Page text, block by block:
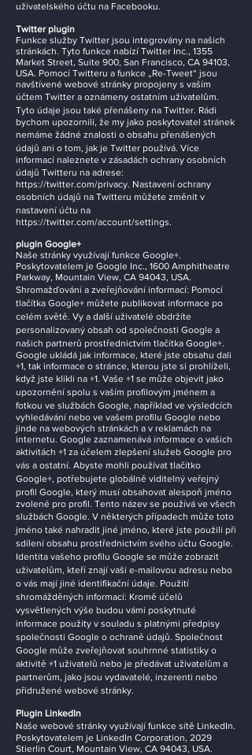
uživatelského účtu na Facebooku.
Twitter plugin
Funkce služby Twitter jsou integrovány na našich
stránkách. Tyto funkce nabízí Twitter Inc., 1355
Market Street, Suite 900, San Francisco, CA 94103,
USA. Pomocí Twitteru a funkce „Re-Tweet“ jsou
navštívené webové stránky propojeny s vaším
účtem Twitter a oznámeny ostatním uživatelům.
Tyto údaje jsou také přenášeny na Twitter. Rádi
bychom upozornili, že my jako poskytovatel stránek
nemáme žádné znalosti o obsahu přenášených
údajů ani o tom, jak je Twitter používá. Více
informací naleznete v zásadách ochrany osobních
údajů Twitteru na adrese:
https://twitter.com/privacy. Nastavení ochrany
osobních údajů na Twitteru můžete změnit v
nastavení účtu na
https://twitter.com/account/settings.
plugin Google+
Naše stránky využívají funkce Google+.
Poskytovatelem je Google Inc., 1600 Amphitheatre
Parkway, Mountain View, CA 94043, USA.
Shromažďování a zveřejňování informací: Pomocí
tlačítka Google+ můžete publikovat informace po
celém světě. Vy a další uživatelé obdržíte
personalizovaný obsah od společnosti Google a
našich partnerů prostřednictvím tlačítka Google+.
Google ukládá jak informace, které jste obsahu dali
+1, tak informace o stránce, kterou jste si prohlíželi,
když jste klikli na +1. Vaše +1 se může objevit jako
upozornění spolu s vaším profilovým jménem a
fotkou ve službách Google, například ve výsledcích
vyhledávání nebo ve vašem profilu Google nebo
jinde na webových stránkách a v reklamách na
internetu. Google zaznamenává informace o vašich
aktivitách +1 za účelem zlepšení služeb Google pro
vás a ostatní. Abyste mohli používat tlačítko
Google+, potřebujete globálně viditelný veřejný
profil Google, který musí obsahovat alespoň jméno
zvolené pro profil. Tento název se používá ve všech
službách Google. V některých případech může toto
jméno také nahradit jiné jméno, které jste použili při
sdílení obsahu prostřednictvím svého účtu Google.
Identita vašeho profilu Google se může zobrazit
uživatelům, kteří znají vaši e-mailovou adresu nebo
o vás mají jiné identifikační údaje. Použití
shromážděných informací: Kromě účelů
vysvětlených výše budou vámi poskytnuté
informace použity v souladu s platnými předpisy
společnosti Google o ochraně údajů. Společnost
Google může zveřejňovat souhrnné statistiky o
aktivitě +1 uživatelů nebo je předávat uživatelům a
partnerům, jako jsou vydavatelé, inzerenti nebo
přidružené webové stránky.
Plugin LinkedIn
Naše webové stránky využívají funkce sítě LinkedIn.
Poskytovatelem je LinkedIn Corporation, 2029
Stierlin Court, Mountain View, CA 94043, USA.